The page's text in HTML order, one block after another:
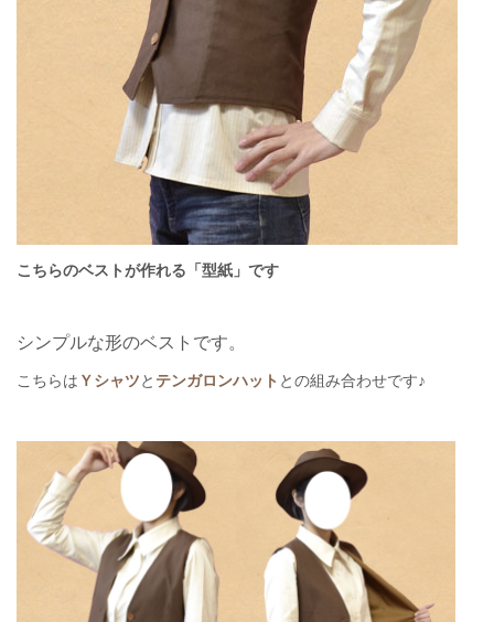
こちらのベストが作れる 「型紙」 です
シンプルな形のベストです。
こちらは Ｙシャツと テンガロンハット との組み合わせです♪